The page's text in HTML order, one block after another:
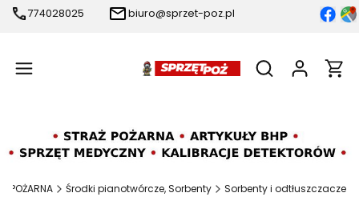
774028025 biuro@sprzet-poz.pl
Otwórz
POŻARNA Środki pianotwórcze, Sorbenty Sorbenty i odtłuszczacze